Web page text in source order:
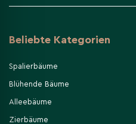
Beliebte Kategorien
Spalierbäume
Blühende Bäume
Alleebäume
Zierbäume